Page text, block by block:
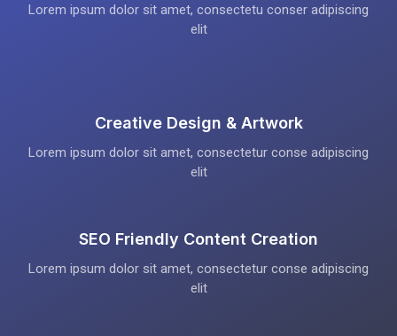
Lorem ipsum dolor sit amet, consectetu conser adipiscing
elit
Creative Design & Artwork
Lorem ipsum dolor sit amet, consectetur conse adipiscing
elit
SEO Friendly Content Creation
Lorem ipsum dolor sit amet, consectetur conse adipiscing
elit